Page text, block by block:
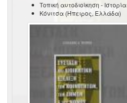
Τοπική αυτοδιοίκηση - Ιστορία
Κόνιτσα (Ήπειρος, Ελλάδα)